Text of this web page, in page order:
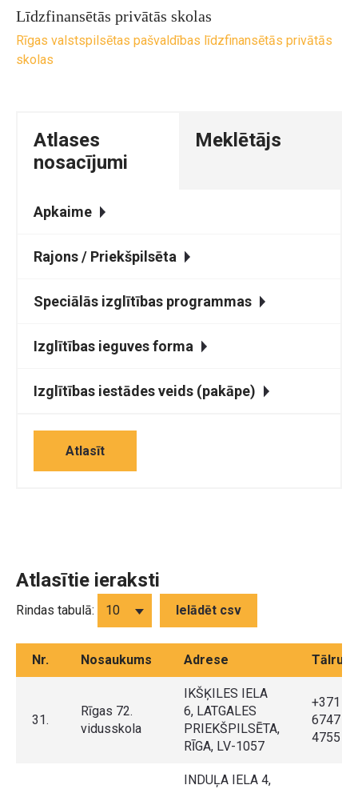
Līdzfinansētās privātās skolas
Rīgas valstspilsētas pašvaldības līdzfinansētās privātās
skolas
Atlases
nosacījumi
Meklētājs
Apkaime
Rajons / Priekšpilsēta
Speciālās izglītības programmas
Izglītības ieguves forma
Izglītības iestādes veids (pakāpe)
Atlasīt
Atlasītie ieraksti
Rindas tabulā: Ielādēt csv
Nr. Nosaukums Adrese
31.
Rīgas 72.
vidusskola
IKŠĶILES IELA
6, LATGALES
PRIEKŠPILSĒTA,
RĪGA, LV-1057
+371
6747
4755
INDUĻA IELA 4,